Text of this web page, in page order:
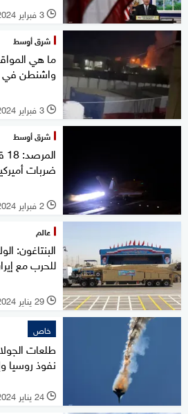
l 3 فبراير 2024
شرق أوسط
ما هي
واشنطن في
l 3 فبراير 2024
شرق أوسط
ضربات
l 2 فبراير 2024
عالم
البنتاغون:
للحرب مع
l 29 يناير 2024
خاص
طلعات
نفوذ روسيا
l 24 يناير 2024